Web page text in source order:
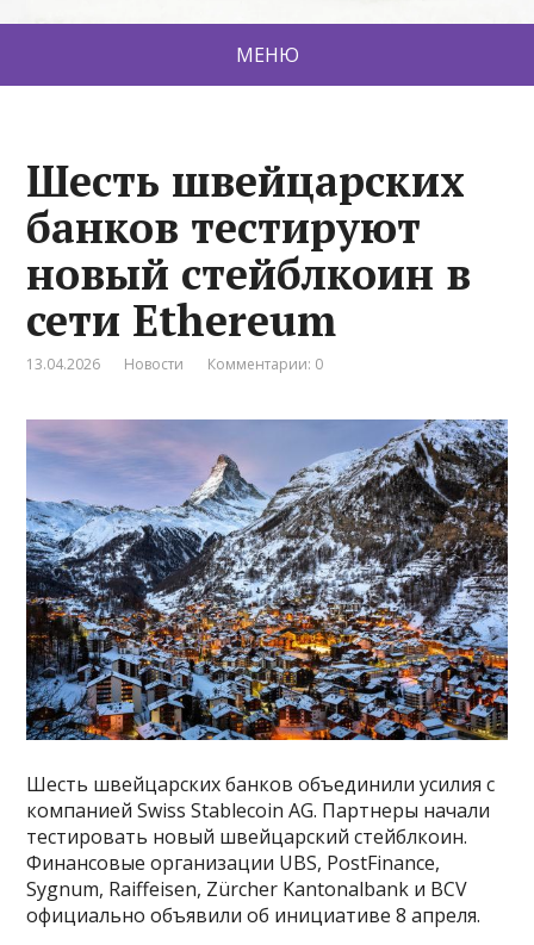
МЕНЮ
Шесть швейцарских
банков тестируют
новый стейблкоин в
сети Ethereum
13.04.2026 Новости Комментарии: 0
Шесть швейцарских банков объединили усилия с
компанией Swiss Stablecoin AG. Партнеры начали
тестировать новый швейцарский стейблкоин.
Финансовые организации UBS, PostFinance,
Sygnum, Raiffeisen, Zürcher Kantonalbank и BCV
официально объявили об инициативе 8 апреля.